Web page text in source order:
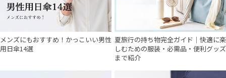
メンズにもおすすめ！かっこいい男性
用日傘14選
夏旅行の持ち物完全ガイド｜快適に楽
しむための服装・必需品・便利グッズ
まで紹介